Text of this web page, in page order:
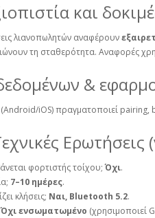
και
λιανοπωλητών αναφέρουν
τη σταθερότητα. Αναφορές
&
(Android/iOS) πραγματοποιεί
Ερωτήσεις
φορτιστής τοίχου;Όχι.
7–10 ημέρες.
κλήσεις; Ναι, Bluetooth 5.2.
Όχι ενσωματωμένο (χρησιμοποιεί